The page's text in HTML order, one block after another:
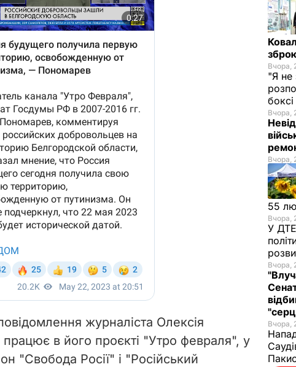
журналіста Олексія
в його проєкті "Утро февраля", у
"Свобода Росії" і "Російський
Вчора,
"Я не
боксі
Вчора,
Вчора,
55
Вчора,
У
Вчора,
Вчора,